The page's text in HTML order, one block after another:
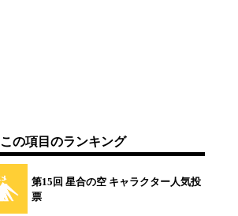
この項目のランキング
第15回 星合の空 キャラクター人気投
票